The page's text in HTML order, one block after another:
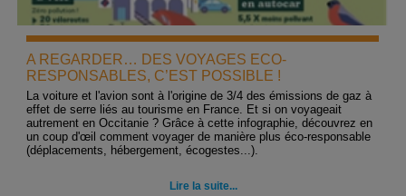
A REGARDER… DES VOYAGES ECO-
RESPONSABLES, C’EST POSSIBLE !
La voiture et l'avion sont à l'origine de 3/4 des émissions de gaz à
effet de serre liés au tourisme en France. Et si on voyageait
autrement en Occitanie ? Grâce à cette infographie, découvrez en
un coup d'œil comment voyager de manière plus éco-responsable
(déplacements, hébergement, écogestes...).
Lire la suite...